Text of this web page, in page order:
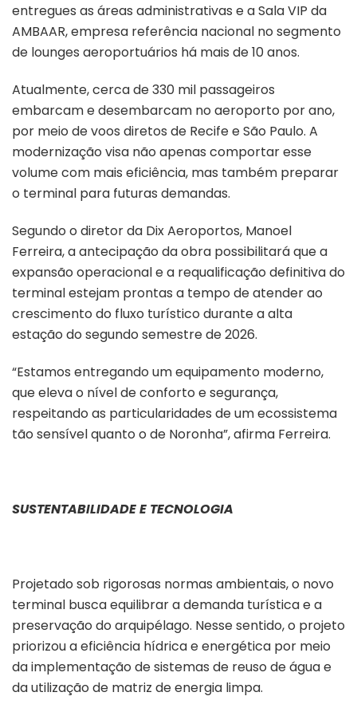
entregues as áreas administrativas e a Sala VIP da
AMBAAR, empresa referência nacional no segmento
de lounges aeroportuários há mais de 10 anos.
Atualmente, cerca de 330 mil passageiros
embarcam e desembarcam no aeroporto por ano,
por meio de voos diretos de Recife e São Paulo. A
modernização visa não apenas comportar esse
volume com mais eficiência, mas também preparar
o terminal para futuras demandas.
Segundo o diretor da Dix Aeroportos, Manoel
Ferreira, a antecipação da obra possibilitará que a
expansão operacional e a requalificação definitiva do
terminal estejam prontas a tempo de atender ao
crescimento do fluxo turístico durante a alta
estação do segundo semestre de 2026.
“Estamos entregando um equipamento moderno,
que eleva o nível de conforto e segurança,
respeitando as particularidades de um ecossistema
tão sensível quanto o de Noronha”, afirma Ferreira.
SUSTENTABILIDADE E TECNOLOGIA
Projetado sob rigorosas normas ambientais, o novo
terminal busca equilibrar a demanda turística e a
preservação do arquipélago. Nesse sentido, o projeto
priorizou a eficiência hídrica e energética por meio
da implementação de sistemas de reuso de água e
da utilização de matriz de energia limpa.